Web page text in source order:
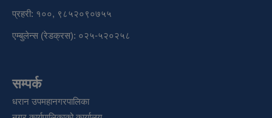
प्रहरी: १००, ९८५२०९०७५५
एम्बुलेन्स (रेडक्रस): ०२५-५२०२५८
सम्पर्क
धरान उपमहानगरपालिका